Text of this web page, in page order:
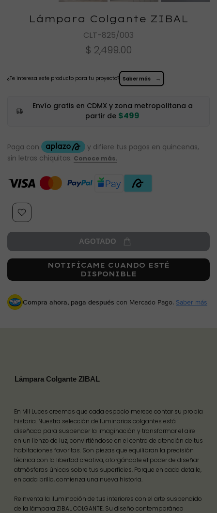
Lámpara Colgante ZIBAL
CLT-825/003
$ 2,499.00
¿Te interesa este producto para tu proyecto? Saber más →
Envío gratis en CDMX y zona metropolitana a
partir de $499
AGOTADO
NOTIFÍCAME CUANDO ESTÉ
DISPONIBLE
Compra ahora, paga después con Mercado Pago. Saber más
Lámpara Colgante ZIBAL
En Mil Luces creemos que cada espacio merece contar su propia
historia. Nuestra selección de luminarias colgantes está
diseñada para suspender la imaginación y transformar el aire
en un lienzo de luz, convirtiéndose en el centro de atención de tus
habitaciones favoritas. Son piezas que equilibran la precisión
técnica con la libertad creativa, otorgándote el poder de diseñar
atmósferas únicas sobre tus superficies. Porque en cada detalle,
en cada brillo, comienza una nueva historia.
Reinventa la iluminación de tus interiores con el arte suspendido
de la lámpara ZIBAL COLGANTE. Su diseño contemporáneo